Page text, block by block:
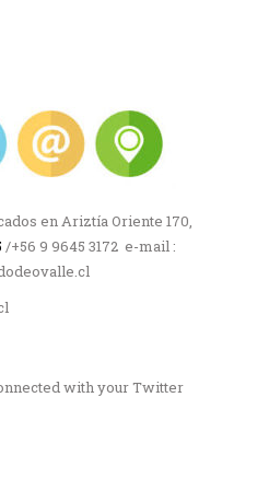
en Ariztía Oriente 170,
/+56 9 9645 3172 e-mail :
with your Twitter